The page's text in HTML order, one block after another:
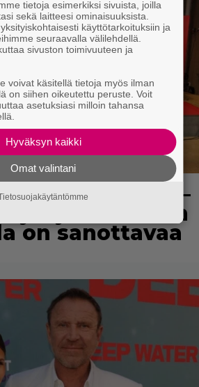
sirkus” –
julkistettiin
on sanottavaa
tietoja esimerkiksi sivuista, joilla
sekä laitteesi ominaisuuksista.
käyttötarkoituksiin ja
seuraavalla välilehdellä.
sivuston toimivuuteen ja
voivat käsitellä tietoja myös ilman
on siihen oikeutettu peruste. Voit
asetuksiasi milloin tahansa
Hyväksyn kaikki
Omat valintani